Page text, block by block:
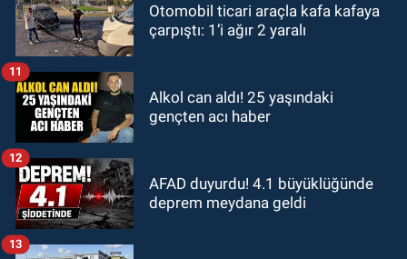
Otomobil ticari araçla kafa kafaya
çarpıştı: 1’i ağır 2 yaralı
Alkol can aldı! 25 yaşındaki
gençten acı haber
11
AFAD duyurdu! 4.1 büyüklüğünde
deprem meydana geldi
12
13